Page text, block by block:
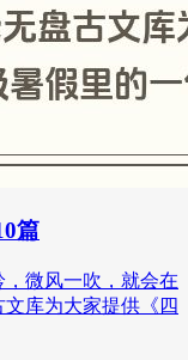
篇
微风一吹，就会在
库为大家提供《四